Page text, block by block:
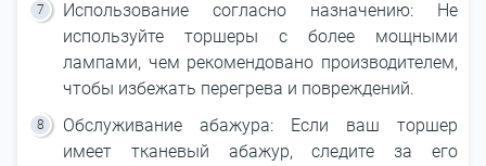
Использование согласно назначению: Не
используйте торшеры с более мощными
лампами, чем рекомендовано производителем,
чтобы избежать перегрева и повреждений.
Обслуживание абажура: Если ваш торшер
имеет тканевый абажур, следите за его